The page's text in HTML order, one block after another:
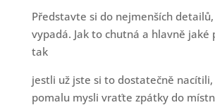
Představte si do nejmenších
vypadá. Jak to chutná a hlavně jaké
tak
jestli už jste si to dostatečně nacítili,
pomalu mysli vraťte zpátky do